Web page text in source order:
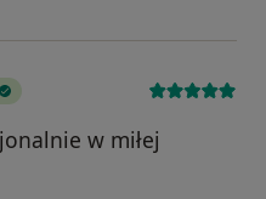
w miłej